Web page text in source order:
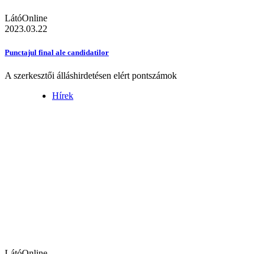
LátóOnline
2023.03.22
Punctajul final ale candidatilor
A szerkesztői álláshirdetésen elért pontszámok
Hírek